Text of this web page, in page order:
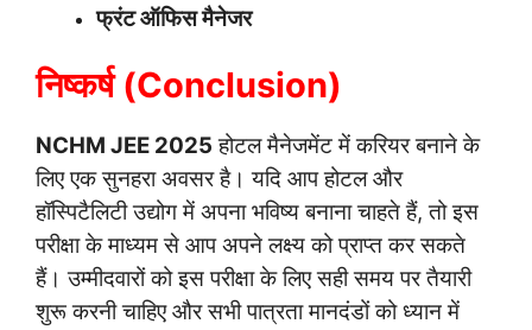
फ्रंट ऑफिस मैनेजर
निष्कर्ष (Conclusion)
NCHM JEE 2025 होटल मैनेजमेंट में करियर बनाने के
लिए एक सुनहरा अवसर है। यदि आप होटल और
हॉस्पिटैलिटी उद्योग में अपना भविष्य बनाना चाहते हैं, तो इस
परीक्षा के माध्यम से आप अपने लक्ष्य को प्राप्त कर सकते
हैं। उम्मीदवारों को इस परीक्षा के लिए सही समय पर तैयारी
शुरू करनी चाहिए और सभी पात्रता मानदंडों को ध्यान में